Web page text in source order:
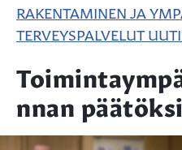
RAKENTAMINEN JA
TERVEYSPALVELUT
nnan